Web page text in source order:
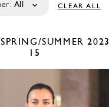
All CLEAR ALL
SPRING/SUMMER 2023
15